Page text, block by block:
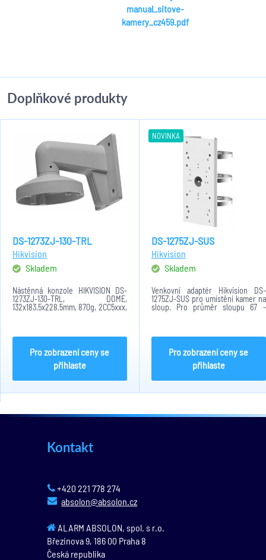
manual_sitove-
kamery_cz459.pdf
Doplňkové produkty
DS-1273ZJ-130-TRL
Hikvision
Skladem
Nástěnná konzole HIKVISION DS-
1273ZJ-130-TRL, DOME,
132x183.5x228.5mm, 870g, 2CC5xxx,
Pro zobrazení ceny se
přihlaste
NOVINKA
DS-1275ZJ-SUS
Hikvision
Skladem
Venkovní adaptér Hikvision DS-
1275ZJ-SUS pro umístění kamer na
sloup. Pro průměr sloupu 67 -
127mm, nerezová ocel, bílé
adaptéru jsou...
Pro zobrazení ceny se
přihlaste
Kontakt
+420 221 778 274
absolon@absolon.cz
ALARM ABSOLON, spol. s r.o.
Březinova 9, 186 00 Praha 8
Česká republika